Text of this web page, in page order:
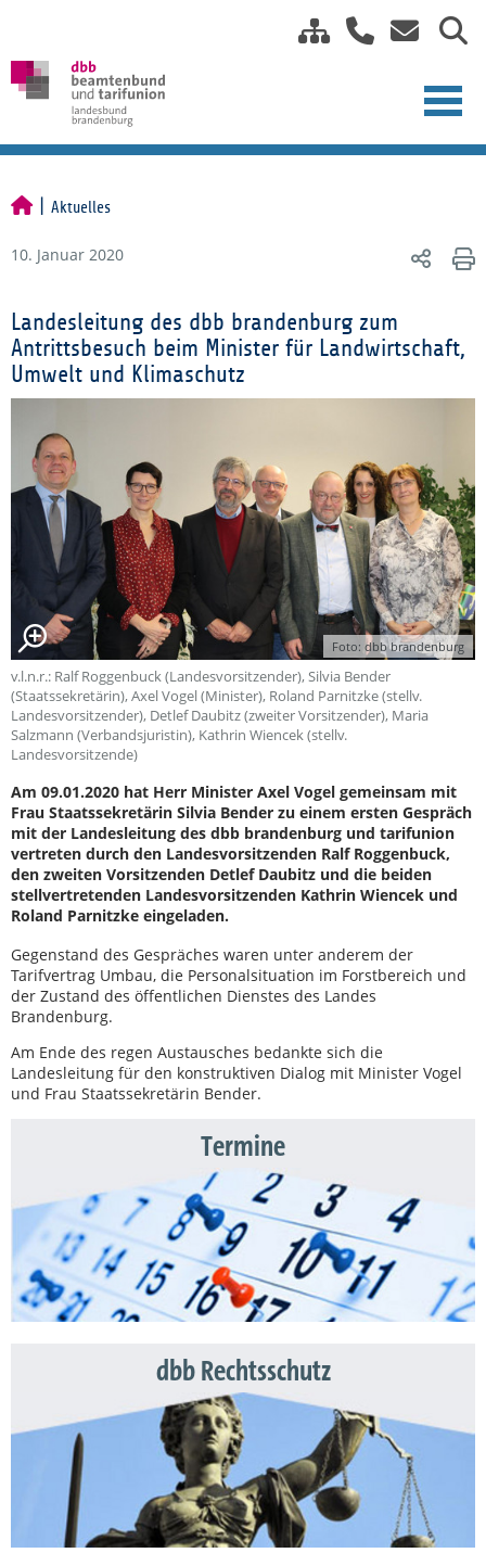
Aktuelles
10. Januar 2020
Landesleitung des dbb brandenburg zum
Antrittsbesuch beim Minister für Landwirtschaft,
Umwelt und Klimaschutz
Foto: dbb brandenburg
v.l.n.r.: Ralf Roggenbuck (Landesvorsitzender), Silvia Bender
(Staatssekretärin), Axel Vogel (Minister), Roland Parnitzke (stellv.
Landesvorsitzender), Detlef Daubitz (zweiter Vorsitzender), Maria
Salzmann (Verbandsjuristin), Kathrin Wiencek (stellv.
Landesvorsitzende)
Am 09.01.2020 hat Herr Minister Axel Vogel gemeinsam mit
Frau Staatssekretärin Silvia Bender zu einem ersten Gespräch
mit der Landesleitung des dbb brandenburg und tarifunion
vertreten durch den Landesvorsitzenden Ralf Roggenbuck,
den zweiten Vorsitzenden Detlef Daubitz und die beiden
stellvertretenden Landesvorsitzenden Kathrin Wiencek und
Roland Parnitzke eingeladen.
Gegenstand des Gespräches waren unter anderem der
Tarifvertrag Umbau, die Personalsituation im Forstbereich und
der Zustand des öffentlichen Dienstes des Landes
Brandenburg.
Am Ende des regen Austausches bedankte sich die
Landesleitung für den konstruktiven Dialog mit Minister Vogel
und Frau Staatssekretärin Bender.
Termine
dbb Rechtsschutz